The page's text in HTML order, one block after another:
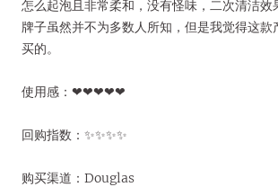
怎么起泡且非常柔和，没有怪味，二次清洁效
牌子虽然并不为多数人所知，但是我觉得这款
买的。
使用感：❤❤❤❤❤
回购指数：✨✨✨✨
购买渠道：Douglas